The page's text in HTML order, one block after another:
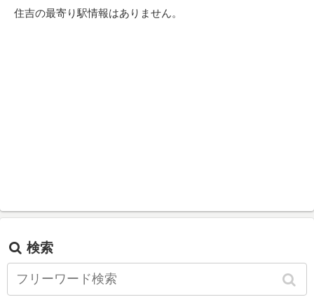
住吉の最寄り駅情報はありません。
検索